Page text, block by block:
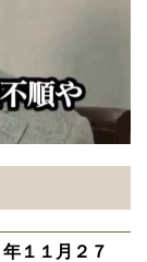
１１月２７